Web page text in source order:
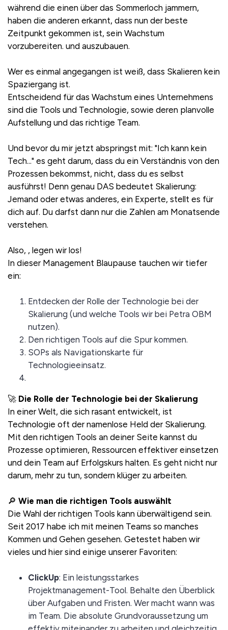
während die einen über das Sommerloch jammern,
haben die anderen erkannt, dass nun der beste
Zeitpunkt gekommen ist, sein Wachstum
vorzubereiten. und auszubauen.
Wer es einmal angegangen ist weiß, dass Skalieren kein
Spaziergang ist.
Entscheidend für das Wachstum eines Unternehmens
sind die Tools und Technologie, sowie deren planvolle
Aufstellung und das richtige Team.
Und bevor du mir jetzt abspringst mit: "Ich kann kein
Tech..." es geht darum, dass du ein Verständnis von den
Prozessen bekommst, nicht, dass du es selbst
ausführst! Denn genau DAS bedeutet Skalierung:
Jemand oder etwas anderes, ein Experte, stellt es für
dich auf. Du darfst dann nur die Zahlen am Monatsende
verstehen.
Also, , legen wir los!
In dieser Management Blaupause tauchen wir tiefer
ein:
Entdecken der Rolle der Technologie bei der
Skalierung (und welche Tools wir bei Petra OBM
nutzen).
Den richtigen Tools auf die Spur kommen.
SOPs als Navigationskarte für
Technologieeinsatz.
🚀 Die Rolle der Technologie bei der Skalierung
In einer Welt, die sich rasant entwickelt, ist
Technologie oft der namenlose Held der Skalierung.
Mit den richtigen Tools an deiner Seite kannst du
Prozesse optimieren, Ressourcen effektiver einsetzen
und dein Team auf Erfolgskurs halten. Es geht nicht nur
darum, mehr zu tun, sondern klüger zu arbeiten.
🔎 Wie man die richtigen Tools auswählt
Die Wahl der richtigen Tools kann überwältigend sein.
Seit 2017 habe ich mit meinen Teams so manches
Kommen und Gehen gesehen. Getestet haben wir
vieles und hier sind einige unserer Favoriten:
ClickUp: Ein leistungsstarkes
Projektmanagement-Tool. Behalte den Überblick
über Aufgaben und Fristen. Wer macht wann was
im Team. Die absolute Grundvoraussetzung um